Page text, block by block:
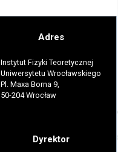
Adres
Instytut Fizyki Teoretycznej
Uniwersytetu Wrocławskiego
Pl. Maxa Borna 9,
50-204 Wrocław
Dyrektor